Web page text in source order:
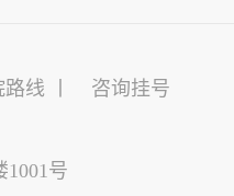
线 丨
咨询挂号
号